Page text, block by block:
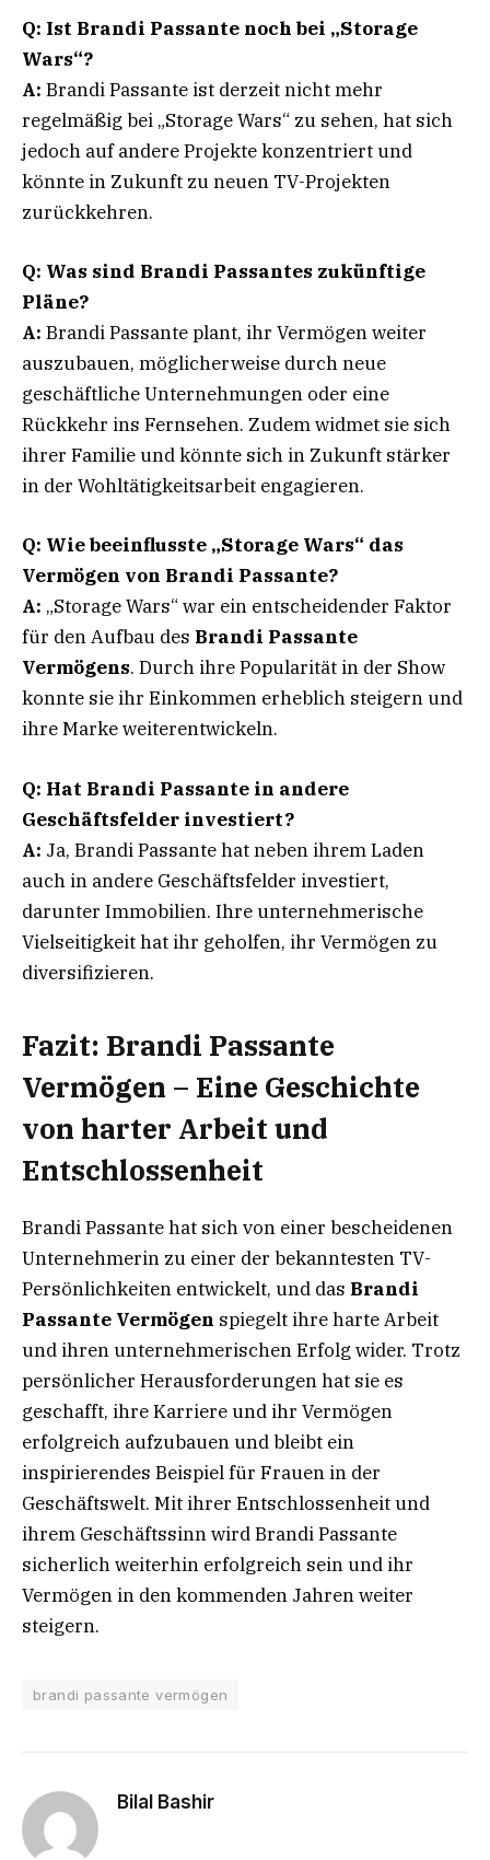
Q: Ist Brandi Passante noch bei „Storage
Wars“?
A: Brandi Passante ist derzeit nicht mehr
regelmäßig bei „Storage Wars“ zu sehen, hat sich
jedoch auf andere Projekte konzentriert und
könnte in Zukunft zu neuen TV-Projekten
zurückkehren.
Q: Was sind Brandi Passantes zukünftige
Pläne?
A: Brandi Passante plant, ihr Vermögen weiter
auszubauen, möglicherweise durch neue
geschäftliche Unternehmungen oder eine
Rückkehr ins Fernsehen. Zudem widmet sie sich
ihrer Familie und könnte sich in Zukunft stärker
in der Wohltätigkeitsarbeit engagieren.
Q: Wie beeinflusste „Storage Wars“ das
Vermögen von Brandi Passante?
A: „Storage Wars“ war ein entscheidender Faktor
für den Aufbau des Brandi Passante
Vermögens. Durch ihre Popularität in der Show
konnte sie ihr Einkommen erheblich steigern und
ihre Marke weiterentwickeln.
Q: Hat Brandi Passante in andere
Geschäftsfelder investiert?
A: Ja, Brandi Passante hat neben ihrem Laden
auch in andere Geschäftsfelder investiert,
darunter Immobilien. Ihre unternehmerische
Vielseitigkeit hat ihr geholfen, ihr Vermögen zu
diversifizieren.
Fazit: Brandi Passante
Vermögen – Eine Geschichte
von harter Arbeit und
Entschlossenheit
Brandi Passante hat sich von einer bescheidenen
Unternehmerin zu einer der bekanntesten TV-
Persönlichkeiten entwickelt, und das Brandi
Passante Vermögen spiegelt ihre harte Arbeit
und ihren unternehmerischen Erfolg wider. Trotz
persönlicher Herausforderungen hat sie es
geschafft, ihre Karriere und ihr Vermögen
erfolgreich aufzubauen und bleibt ein
inspirierendes Beispiel für Frauen in der
Geschäftswelt. Mit ihrer Entschlossenheit und
ihrem Geschäftssinn wird Brandi Passante
sicherlich weiterhin erfolgreich sein und ihr
Vermögen in den kommenden Jahren weiter
steigern.
brandi passante vermögen
Bilal Bashir